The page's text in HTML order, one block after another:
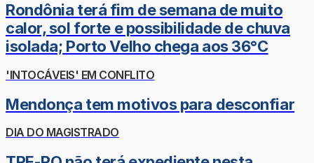
Rondônia terá fim de semana de muito
calor, sol forte e possibilidade de chuva
isolada; Porto Velho chega aos 36°C
'INTOCÁVEIS' EM CONFLITO
Mendonça tem motivos para desconfiar
DIA DO MAGISTRADO